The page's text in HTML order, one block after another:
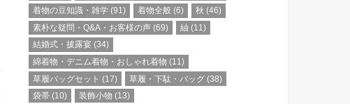
着物の豆知識・雑学 (91) 着物全般 (6) 秋 (46)
素朴な疑問・Q&A・お客様の声 (69) 紬 (11)
結婚式・披露宴 (34)
綿着物・デニム着物・おしゃれ着物 (11)
草履バッグセット (17) 草履・下駄・バッグ (38)
袋帯 (10) 装飾小物 (13)